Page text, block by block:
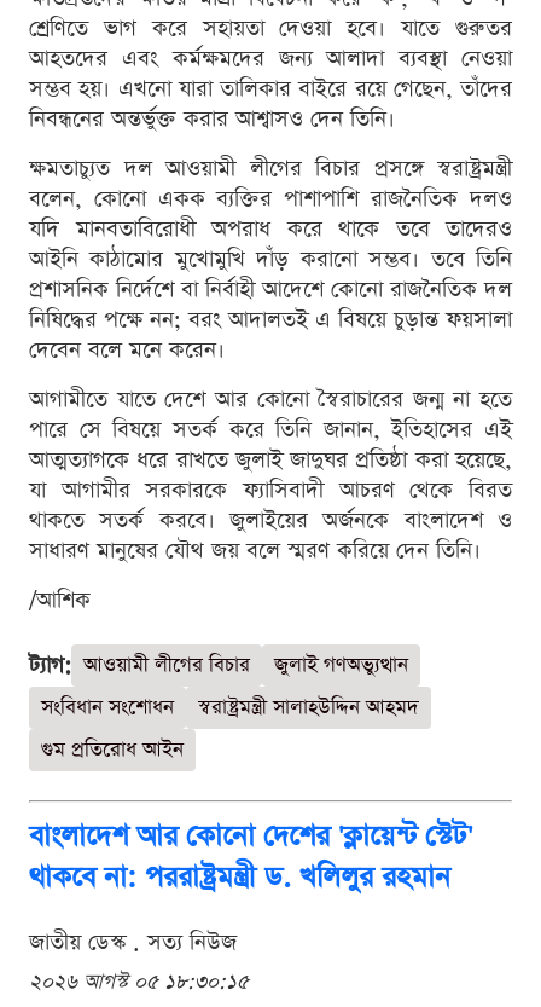
শ্রেণিতে ভাগ করে সহায়তা দেওয়া হবে। যাতে গুরুতর
আহতদের এবং কর্মক্ষমদের জন্য আলাদা ব্যবস্থা নেওয়া
সম্ভব হয়। এখনো যারা তালিকার বাইরে রয়ে গেছেন, তাঁদের
নিবন্ধনের অন্তর্ভুক্ত করার আশ্বাসও দেন তিনি।
ক্ষমতাচ্যুত দল আওয়ামী লীগের বিচার প্রসঙ্গে স্বরাষ্ট্রমন্ত্রী
বলেন, কোনো একক ব্যক্তির পাশাপাশি রাজনৈতিক দলও
যদি মানবতাবিরোধী অপরাধ করে থাকে তবে তাদেরও
আইনি কাঠামোর মুখোমুখি দাঁড় করানো সম্ভব। তবে তিনি
প্রশাসনিক নির্দেশে বা নির্বাহী আদেশে কোনো রাজনৈতিক দল
নিষিদ্ধের পক্ষে নন; বরং আদালতই এ বিষয়ে চুড়ান্ত ফয়সালা
দেবেন বলে মনে করেন।
আগামীতে যাতে দেশে আর কোনো স্বৈরাচারের জন্ম না হতে
পারে সে বিষয়ে সতর্ক করে তিনি জানান, ইতিহাসের এই
আত্মত্যাগকে ধরে রাখতে জুলাই জাদুঘর প্রতিষ্ঠা করা হয়েছে,
যা আগামীর সরকারকে ফ্যাসিবাদী আচরণ থেকে বিরত
থাকতে সতর্ক করবে। জুলাইয়ের অর্জনকে বাংলাদেশ ও
সাধারণ মানুষের যৌথ জয় বলে স্মরণ করিয়ে দেন তিনি।
/আশিক
ট্যাগ: আওয়ামী লীগের বিচার
জুলাই গণঅভ্যুত্থান
সংবিধান সংশোধন
স্বরাষ্ট্রমন্ত্রী সালাহউদ্দিন আহমদ
গুম প্রতিরোধ আইন
বাংলাদেশ আর কোনো দেশের 'ক্লায়েন্ট স্টেট'
থাকবে না: পররাষ্ট্রমন্ত্রী ড. খলিলুর রহমান
জাতীয় ডেস্ক . সত্য নিউজ
২০২৬ আগস্ট ০৫ ১৮:৩০:১৫